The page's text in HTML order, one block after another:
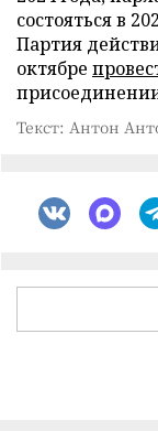
состояться в
Партия
октябре
Текст: Антон